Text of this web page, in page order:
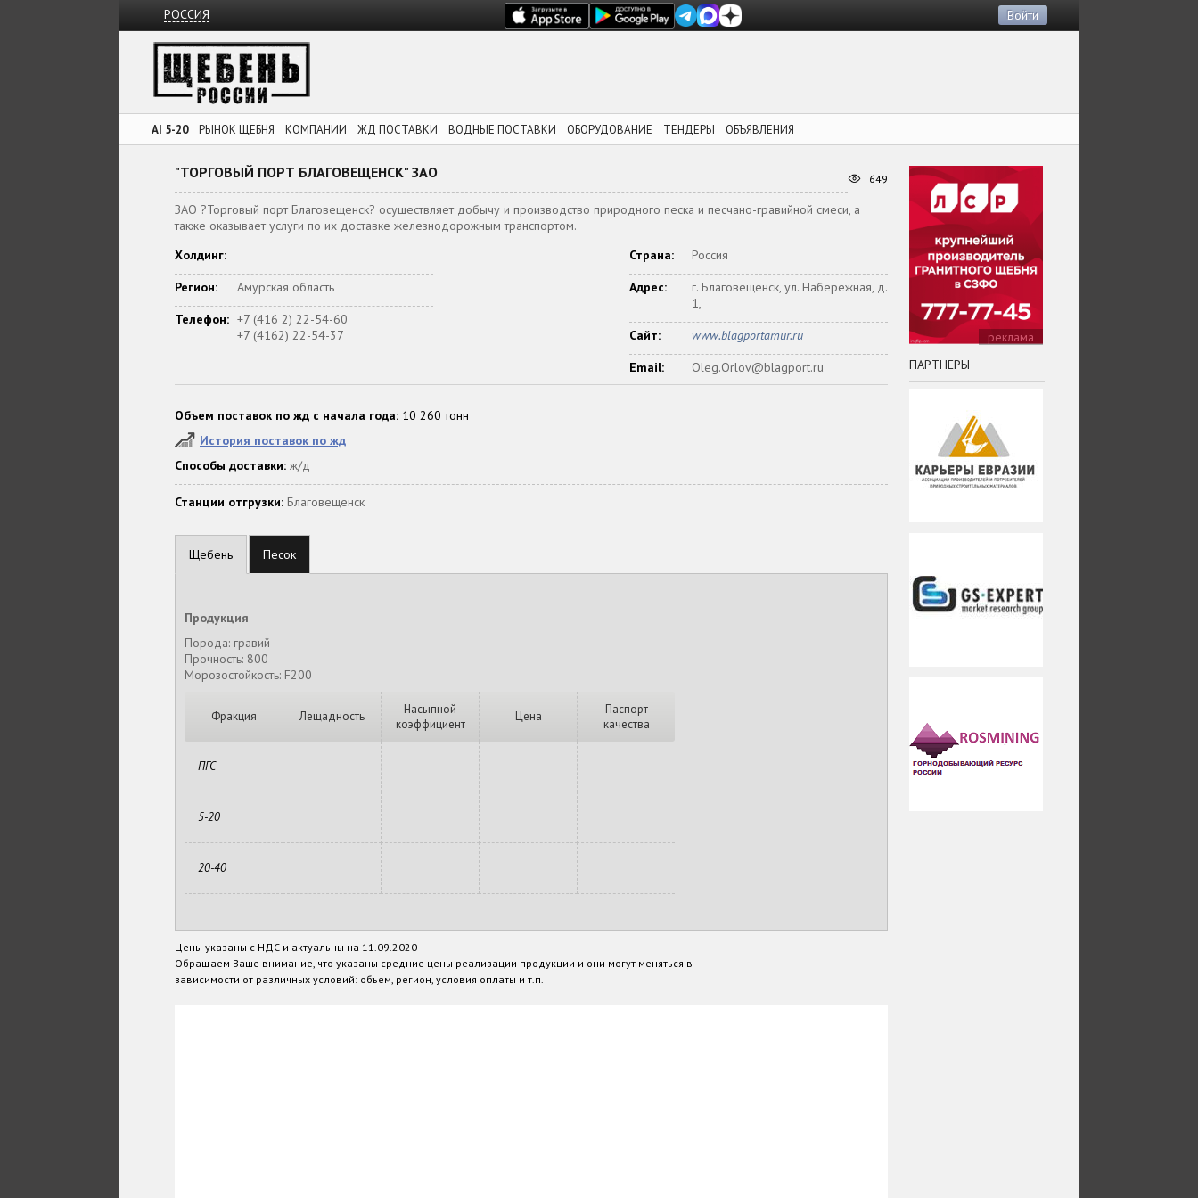
РОССИЯ Войти
AI 5-20 РЫНОК ЩЕБНЯ КОМПАНИИ ЖД ПОСТАВКИ ВОДНЫЕ ПОСТАВКИ ОБОРУДОВАНИЕ ТЕНДЕРЫ ОБЪЯВЛЕНИЯ
"ТОРГОВЫЙ ПОРТ БЛАГОВЕЩЕНСК" ЗАО 649
ЗАО ?Торговый порт Благовещенск? осуществляет добычу и производство природного песка и песчано-гравийной смеси, а
также оказывает услуги по их доставке железнодорожным транспортом.
Холдинг:
Регион:
Амурская область
Телефон: +7 (416 2) 22-54-60
+7 (4162) 22-54-37
Страна:
Россия
Адрес:
г. Благовещенск, ул. Набережная, д.
1,
Сайт:
www.blagportamur.ru
Email:
Oleg.Orlov@blagport.ru
Объем поставок по жд с начала года: 10 260 тонн
История поставок по жд
Способы доставки: ж/д
Станции отгрузки: Благовещенск
Щебень Песок
Продукция
Порода: гравий
Прочность: 800
Морозостойкость: F200
Фракция Лещадность
Насыпной
коэффициент
Цена
Паспорт
качества
ПГС
5-20
20-40
Цены указаны с НДС и актуальны на 11.09.2020
Обращаем Ваше внимание, что указаны средние цены реализации продукции и они могут меняться в
зависимости от различных условий: объем, регион, условия оплаты и т.п.
реклама
ПАРТНЕРЫ